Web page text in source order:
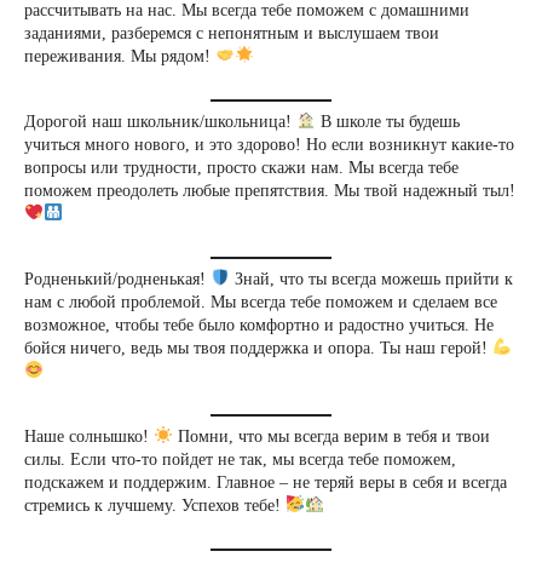
рассчитывать на нас. Мы всегда тебе поможем с домашними
заданиями, разберемся с непонятным и выслушаем твои
переживания. Мы рядом!
Дорогой наш школьник/школьница!
В школе ты будешь
учиться много нового, и это здорово! Но если возникнут какие-то
вопросы или трудности, просто скажи нам. Мы всегда тебе
поможем преодолеть любые препятствия. Мы твой надежный тыл!
Родненький/родненькая!
Знай, что ты всегда можешь прийти к
нам с любой проблемой. Мы всегда тебе поможем и сделаем все
возможное, чтобы тебе было комфортно и радостно учиться. Не
бойся ничего, ведь мы твоя поддержка и опора. Ты наш герой!
Наше солнышко!
Помни, что мы всегда верим в тебя и твои
силы. Если что-то пойдет не так, мы всегда тебе поможем,
подскажем и поддержим. Главное – не теряй веры в себя и всегда
стремись к лучшему. Успехов тебе!